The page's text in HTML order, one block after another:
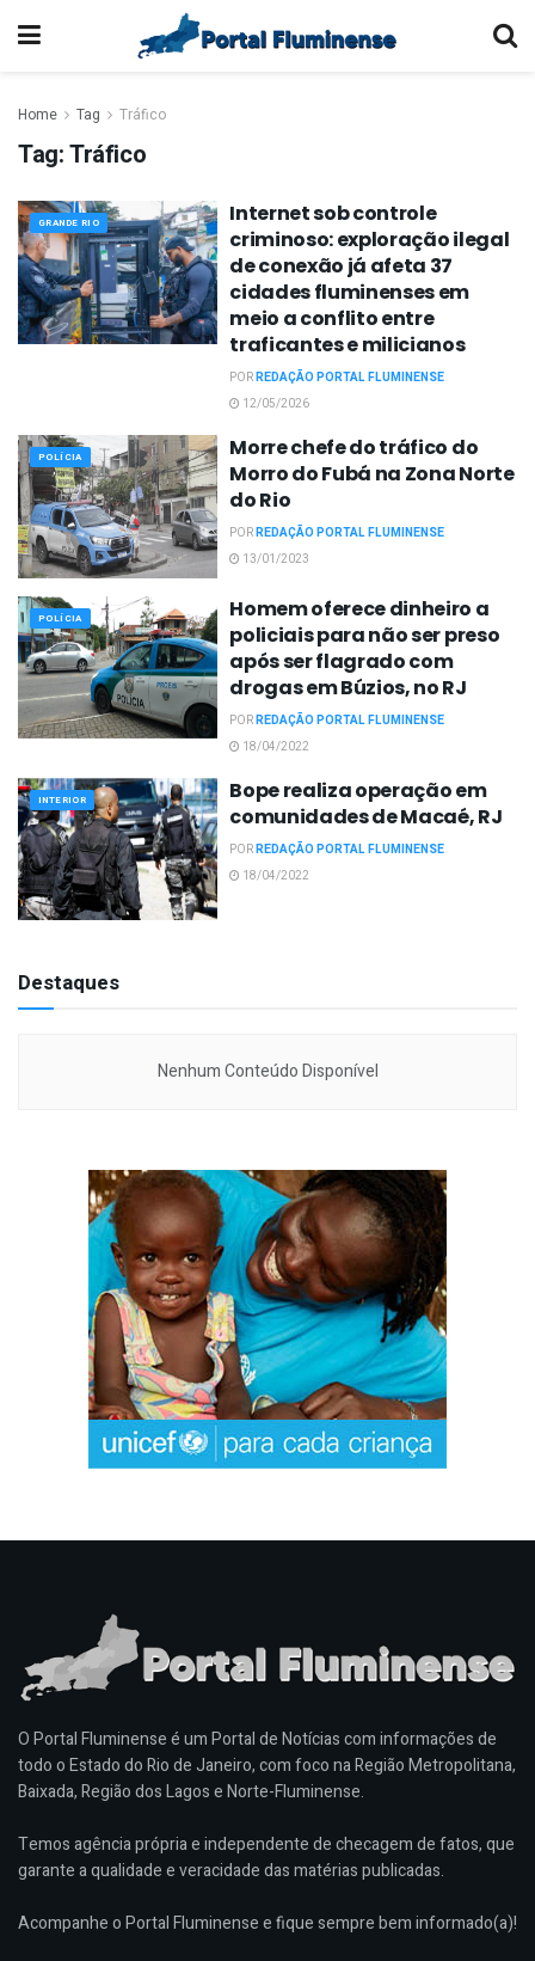
Home Tag Tráfico
Tag:Tráfico
GRANDE RIO
Internet sob controle
criminoso: exploração ilegal
de conexão já afeta 37
cidades fluminenses em
meio a conflito entre
traficantes e milicianos
PORREDAÇÃO PORTAL FLUMINENSE
12/05/2026
POLÍCIA
Morre chefe do tráfico do
Morro do Fubá na Zona Norte
do Rio
PORREDAÇÃO PORTAL FLUMINENSE
13/01/2023
POLÍCIA
Homem oferece dinheiro a
policiais para não ser preso
após ser flagrado com
drogas em Búzios, no RJ
PORREDAÇÃO PORTAL FLUMINENSE
18/04/2022
INTERIOR
Bope realiza operação em
comunidades de Macaé, RJ
PORREDAÇÃO PORTAL FLUMINENSE
18/04/2022
Destaques
Nenhum Conteúdo Disponível
O Portal Fluminense é um Portal de Notícias com informações de
todo o Estado do Rio de Janeiro, com foco na Região Metropolitana,
Baixada, Região dos Lagos e Norte-Fluminense.
Temos agência própria e independente de checagem de fatos, que
garante a qualidade e veracidade das matérias publicadas.
Acompanhe o Portal Fluminense e fique sempre bem informado(a)!